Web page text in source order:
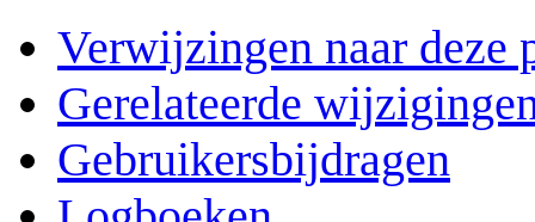
Verwijzingen naar deze
Gerelateerde
Gebruikersbijdragen